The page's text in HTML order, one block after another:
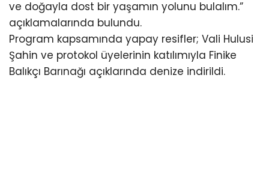
ve doğayla dost bir yaşamın yolunu bulalım.”
açıklamalarında bulundu.
Program kapsamında yapay resifler; Vali Hulusi
Şahin ve protokol üyelerinin katılımıyla Finike
Balıkçı Barınağı açıklarında denize indirildi.